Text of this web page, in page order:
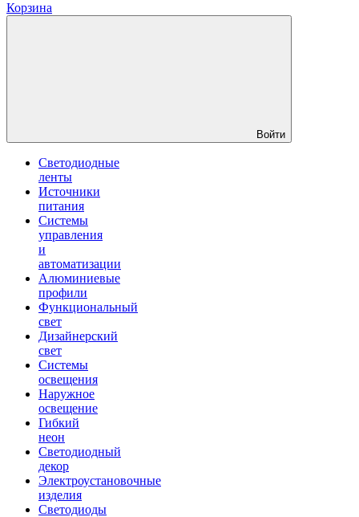
Корзина
Войти
Светодиодные
ленты
Источники
питания
Системы
управления
и
автоматизации
Алюминиевые
профили
Функциональный
свет
Дизайнерский
свет
Системы
освещения
Наружное
освещение
Гибкий
неон
Светодиодный
декор
Электроустановочные
изделия
Светодиоды